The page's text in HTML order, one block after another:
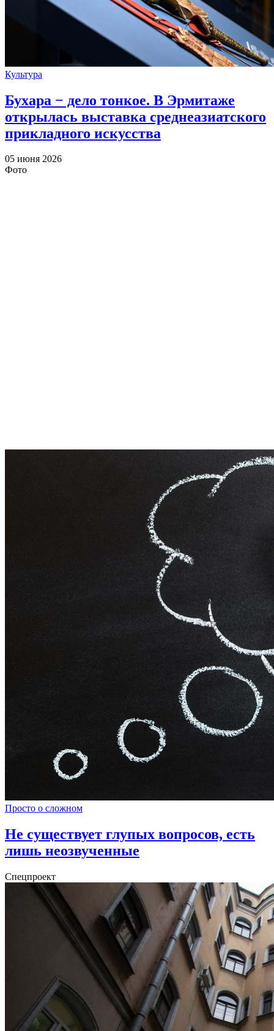
Культура
Бухара − дело тонкое. В Эрмитаже
открылась выставка среднеазиатского
прикладного искусства
05 июня 2026
Фото
Просто о сложном
Не существует глупых вопросов, есть
лишь неозвученные
Спецпроект